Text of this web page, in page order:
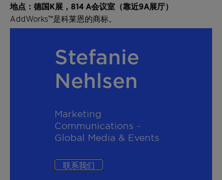
地点：德国K展， 814 A会议室（靠近9A展厅）
AddWorks™是科莱恩的商标。
Stefanie
Nehlsen
Marketing
Communications -
Global Media & Events
联系我们